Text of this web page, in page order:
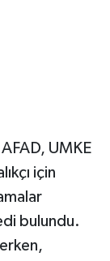
UMKE
için
bulundu.